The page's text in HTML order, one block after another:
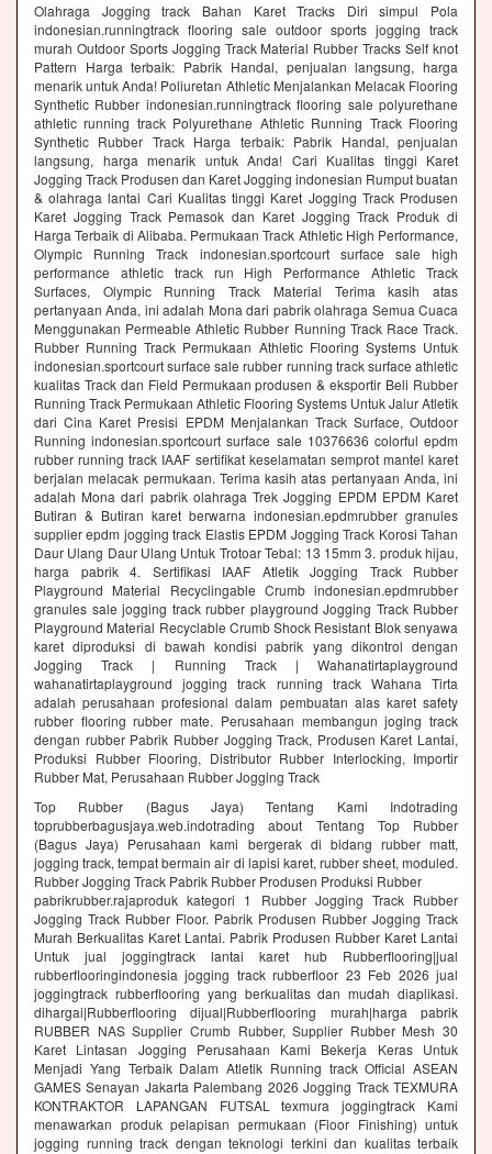
Olahraga Jogging track Bahan Karet Tracks Diri simpul Pola
indonesian.runningtrack flooring sale outdoor sports jogging track
murah Outdoor Sports Jogging Track Material Rubber Tracks Self knot
Pattern Harga terbaik: Pabrik Handal, penjualan langsung, harga
menarik untuk Anda! Poliuretan Athletic Menjalankan Melacak Flooring
Synthetic Rubber indonesian.runningtrack flooring sale polyurethane
athletic running track Polyurethane Athletic Running Track Flooring
Synthetic Rubber Track Harga terbaik: Pabrik Handal, penjualan
langsung, harga menarik untuk Anda! Cari Kualitas tinggi Karet
Jogging Track Produsen dan Karet Jogging indonesian Rumput buatan
& olahraga lantai Cari Kualitas tinggi Karet Jogging Track Produsen
Karet Jogging Track Pemasok dan Karet Jogging Track Produk di
Harga Terbaik di Alibaba. Permukaan Track Athletic High Performance,
Olympic Running Track indonesian.sportcourt surface sale high
performance athletic track run High Performance Athletic Track
Surfaces, Olympic Running Track Material Terima kasih atas
pertanyaan Anda, ini adalah Mona dari pabrik olahraga Semua Cuaca
Menggunakan Permeable Athletic Rubber Running Track Race Track.
Rubber Running Track Permukaan Athletic Flooring Systems Untuk
indonesian.sportcourt surface sale rubber running track surface athletic
kualitas Track dan Field Permukaan produsen & eksportir Beli Rubber
Running Track Permukaan Athletic Flooring Systems Untuk Jalur Atletik
dari Cina Karet Presisi EPDM Menjalankan Track Surface, Outdoor
Running indonesian.sportcourt surface sale 10376636 colorful epdm
rubber running track IAAF sertifikat keselamatan semprot mantel karet
berjalan melacak permukaan. Terima kasih atas pertanyaan Anda, ini
adalah Mona dari pabrik olahraga Trek Jogging EPDM EPDM Karet
Butiran & Butiran karet berwarna indonesian.epdmrubber granules
supplier epdm jogging track Elastis EPDM Jogging Track Korosi Tahan
Daur Ulang Daur Ulang Untuk Trotoar Tebal: 13 15mm 3. produk hijau,
harga pabrik 4. Sertifikasi IAAF Atletik Jogging Track Rubber
Playground Material Recyclingable Crumb indonesian.epdmrubber
granules sale jogging track rubber playground Jogging Track Rubber
Playground Material Recyclable Crumb Shock Resistant Blok senyawa
karet diproduksi di bawah kondisi pabrik yang dikontrol dengan
Jogging Track | Running Track | Wahanatirtaplayground
wahanatirtaplayground jogging track running track Wahana Tirta
adalah perusahaan profesional dalam pembuatan alas karet safety
rubber flooring rubber mate. Perusahaan membangun joging track
dengan rubber Pabrik Rubber Jogging Track, Produsen Karet Lantai,
Produksi Rubber Flooring, Distributor Rubber Interlocking, Importir
Rubber Mat, Perusahaan Rubber Jogging Track
Top Rubber (Bagus Jaya) Tentang Kami Indotrading
toprubberbagusjaya.web.indotrading about Tentang Top Rubber
(Bagus Jaya) Perusahaan kami bergerak di bidang rubber matt,
jogging track, tempat bermain air di lapisi karet, rubber sheet, moduled.
Rubber Jogging Track Pabrik Rubber Produsen Produksi Rubber
pabrikrubber.rajaproduk kategori 1 Rubber Jogging Track Rubber
Jogging Track Rubber Floor. Pabrik Produsen Rubber Jogging Track
Murah Berkualitas Karet Lantai. Pabrik Produsen Rubber Karet Lantai
Untuk jual joggingtrack lantai karet hub Rubberflooring|jual
rubberflooringindonesia jogging track rubberfloor 23 Feb 2026 jual
joggingtrack rubberflooring yang berkualitas dan mudah diaplikasi.
dihargai|Rubberflooring dijual|Rubberflooring murah|harga pabrik
RUBBER NAS Supplier Crumb Rubber, Supplier Rubber Mesh 30
Karet Lintasan Jogging Perusahaan Kami Bekerja Keras Untuk
Menjadi Yang Terbaik Dalam Atletik Running track Official ASEAN
GAMES Senayan Jakarta Palembang 2026 Jogging Track TEXMURA
KONTRAKTOR LAPANGAN FUTSAL texmura joggingtrack Kami
menawarkan produk pelapisan permukaan (Floor Finishing) untuk
jogging running track dengan teknologi terkini dan kualitas terbaik